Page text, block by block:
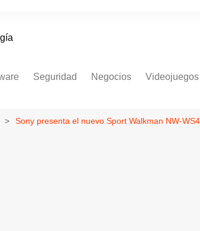
Seguridad Negocios Videojuegos
Sony presenta el nuevo Sport Walkman NW-